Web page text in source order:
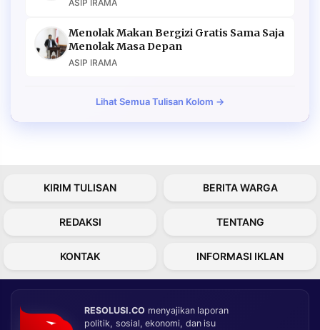
ASIP IRAMA
Menolak Makan Bergizi Gratis Sama Saja
Menolak Masa Depan
ASIP IRAMA
Lihat Semua Tulisan Kolom →
KIRIM TULISAN BERITA WARGA
REDAKSI TENTANG
KONTAK INFORMASI IKLAN
RESOLUSI.CO menyajikan laporan
politik, sosial, ekonomi, dan isu